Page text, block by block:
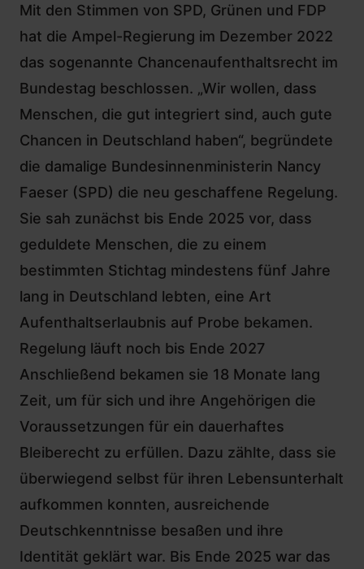
Mit den Stimmen von SPD, Grünen und FDP
hat die Ampel-Regierung im Dezember 2022
das sogenannte Chancenaufenthaltsrecht im
Bundestag beschlossen. „Wir wollen, dass
Menschen, die gut integriert sind, auch gute
Chancen in Deutschland haben“, begründete
die damalige Bundesinnenministerin Nancy
Faeser (SPD) die neu geschaffene Regelung.
Sie sah zunächst bis Ende 2025 vor, dass
geduldete Menschen, die zu einem
bestimmten Stichtag mindestens fünf Jahre
lang in Deutschland lebten, eine Art
Aufenthaltserlaubnis auf Probe bekamen.
Regelung läuft noch bis Ende 2027
Anschließend bekamen sie 18 Monate lang
Zeit, um für sich und ihre Angehörigen die
Voraussetzungen für ein dauerhaftes
Bleiberecht zu erfüllen. Dazu zählte, dass sie
überwiegend selbst für ihren Lebensunterhalt
aufkommen konnten, ausreichende
Deutschkenntnisse besaßen und ihre
Identität geklärt war. Bis Ende 2025 war das